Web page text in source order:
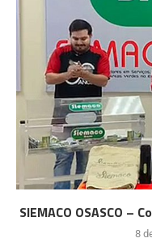
SIEMACO OSASCO –
8